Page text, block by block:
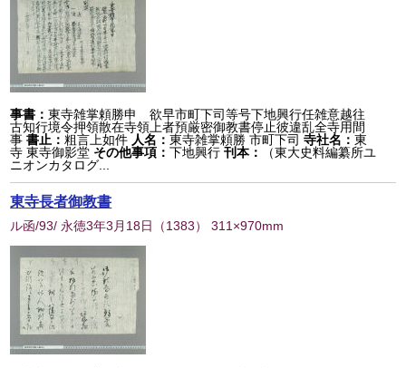
事書：東寺雑掌頼勝申 欲早市町下司等号下地興行任雑意越往
古知行境令押領散在寺領上者預厳密御教書停止彼違乱全寺用間
事書止：粗言上如件 人名：東寺雑掌頼勝 市町下司 寺社名：東
寺 東寺御影堂 その他事項：下地興行刊本：
（東大史料編纂所ユ
ニオンカタログ...
東寺長者御教書
ル函/93/ 永徳3年3月18日 （1383） 311×970mm